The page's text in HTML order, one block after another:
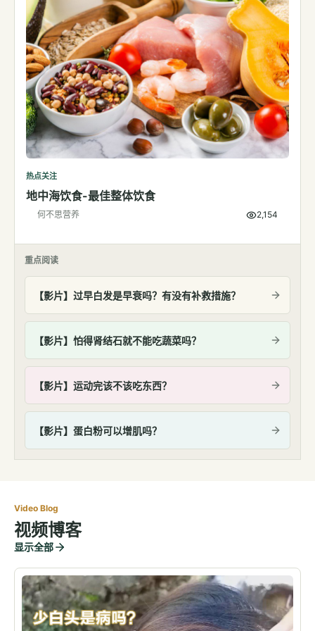
热点关注
地中海饮食-最佳整体饮食
何不思营养 2,154
重点阅读
【影片】过早白发是早衰吗？有没有补救措施？
【影片】怕得肾结石就不能吃蔬菜吗？
【影片】运动完该不该吃东西？
【影片】蛋白粉可以增肌吗？
Video Blog
视频博客
显示全部